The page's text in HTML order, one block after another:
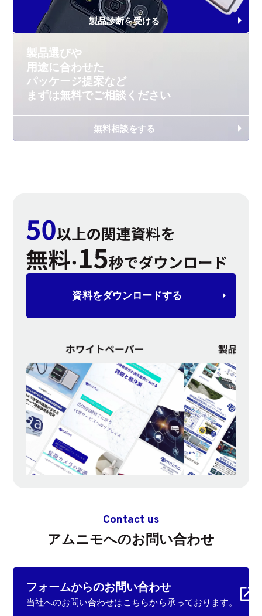
製品診断を受ける
製品選びや
用途に合わせた
パッケージ提案など
まずは無料でご相談ください
無料相談をする
資料をダウンロードする
Contact us
アムニモへのお問い合わせ
フォームからのお問い合わせ
当社へのお問い合わせはこちらから承っております。